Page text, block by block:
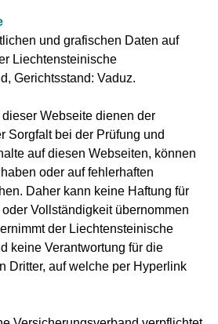
und grafischen Daten auf
Liechtensteinische
Gerichtsstand: Vaduz.
Webseite dienen der
Sorgfalt bei der Prüfung und
auf diesen Webseiten, können
oder auf fehlerhaften
Daher kann keine Haftung für
Vollständigkeit übernommen
der Liechtensteinische
keine Verantwortung für die
Dritter, auf welche per Hyperlink